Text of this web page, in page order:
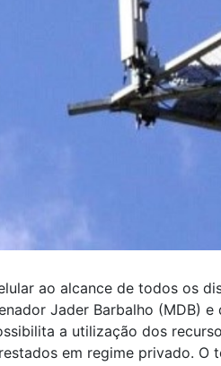
ao alcance de todos os
Jader Barbalho (MDB)
a utilização dos
em regime privado.